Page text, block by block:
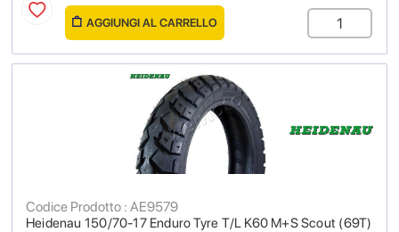
AGGIUNGI AL CARRELLO
Heidenau 150/70-17 Enduro Tyre T/L K60 M+S Scout (69T)
Codice Prodotto : AE9579